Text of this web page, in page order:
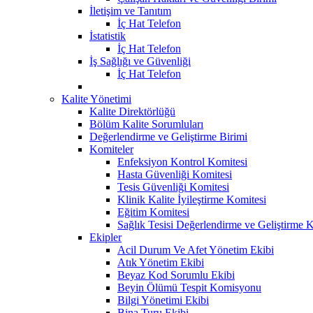
İletişim ve Tanıtım
İç Hat Telefon
İstatistik
İç Hat Telefon
İş Sağlığı ve Güvenliği
İç Hat Telefon
Kalite Yönetimi
Kalite Direktörlüğü
Bölüm Kalite Sorumluları
Değerlendirme ve Geliştirme Birimi
Komiteler
Enfeksiyon Kontrol Komitesi
Hasta Güvenliği Komitesi
Tesis Güvenliği Komitesi
Klinik Kalite İyileştirme Komitesi
Eğitim Komitesi
Sağlık Tesisi Değerlendirme ve Geliştirme
Ekipler
Acil Durum Ve Afet Yönetim Ekibi
Atık Yönetim Ekibi
Beyaz Kod Sorumlu Ekibi
Beyin Ölümü Tespit Komisyonu
Bilgi Yönetimi Ekibi